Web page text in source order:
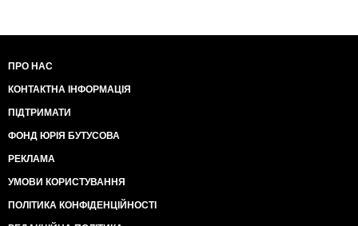
ПРО НАС
КОНТАКТНА ІНФОРМАЦІЯ
ПІДТРИМАТИ
ФОНД ЮРІЯ БУТУСОВА
РЕКЛАМА
УМОВИ КОРИСТУВАННЯ
ПОЛІТИКА КОНФІДЕНЦІЙНОСТІ